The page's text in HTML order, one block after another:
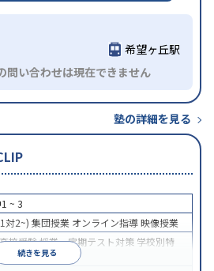
希望ヶ丘駅
問い合わせは現在できません
塾の詳細を見る
続きを見る
~ 3
対2~) 集団授業 オンライン指導映像授業
高校受験授業・定期テスト対策 学校別特
別特化対策